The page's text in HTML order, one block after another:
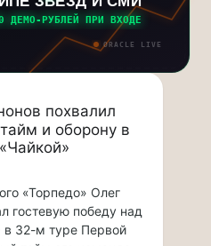
ДЕМО-РУБЛЕЙ ПРИ ВХОДЕ
ORACLE LIVE
похвалил
и оборону в
«Торпедо» Олег
гостевую победу над
в 32-м туре Первой